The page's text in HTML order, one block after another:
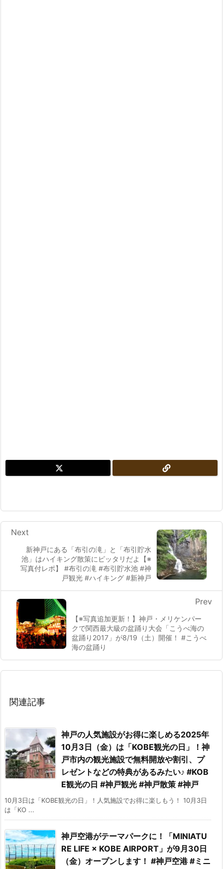
新神戸にある「布引の滝」と「布引貯水
池」はハイキング散策にピッタリだよ【※
写真付レポ】 #布引の滝 #布引貯水池 #神
戸観光 #ハイキング #新神戸
Next
【※写真追加更新！】神戸・メリケンパー
クで関西最大級の盆踊り大会「こうべ海の
盆踊り2017」が8/19（土）開催！ #こうべ
海の盆踊り
Prev
関連記事
神戸の人気施設がお得に楽しめる2025年
10月3日（金）は「KOBE観光の日」！神
戸市内の観光施設で無料開放や割引、プ
レゼントなどの特典があるみたい♪ #KOB
E観光の日 #神戸観光 #神戸散策 #神戸
10月3日は「KOBE観光の日」！人気施設でお得に楽しもう！ 10月3日
は「KO ...
神戸空港がテーマパークに！「MINIATU
RE LIFE × KOBE AIRPORT」が9月30日
（金）オープンします！ #神戸空港 #ミニ